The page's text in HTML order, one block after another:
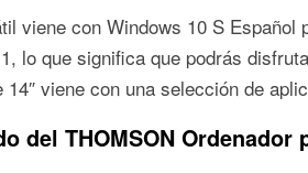
viene con Windows 10 S
lo que significa que podrás
viene con una selección de
del THOMSON Ordenador